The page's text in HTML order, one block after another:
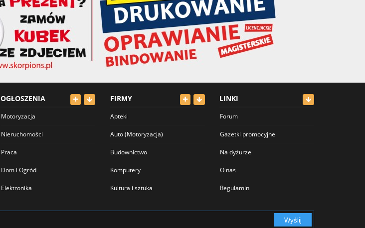
OGŁOSZENIA
Motoryzacja
Nieruchomości
Praca
Dom i Ogród
Elektronika
FIRMY
Apteki
Auto (Motoryzacja)
Budownictwo
Komputery
Kultura i sztuka
LINKI
Forum
Gazetki promocyjne
Na dyżurze
O nas
Regulamin
Wyślij